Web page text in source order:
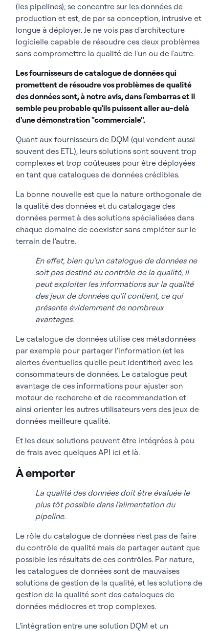
(les pipelines), se concentre sur les données de
production et est, de par sa conception, intrusive et
longue à déployer. Je ne vois pas d'architecture
logicielle capable de résoudre ces deux problèmes
sans compromettre la qualité de l'un ou de l'autre.
Les fournisseurs de catalogue de données qui
promettent de résoudre vos problèmes de qualité
des données sont, à notre avis, dans l'embarras et il
semble peu probable qu'ils puissent aller au-delà
d'une démonstration "commerciale".
Quant aux fournisseurs de DQM (qui vendent aussi
souvent des ETL), leurs solutions sont souvent trop
complexes et trop coûteuses pour être déployées
en tant que catalogues de données crédibles.
La bonne nouvelle est que la nature orthogonale de
la qualité des données et du catalogage des
données permet à des solutions spécialisées dans
chaque domaine de coexister sans empiéter sur le
terrain de l'autre.
En effet, bien qu'un catalogue de données ne
soit pas destiné au contrôle de la qualité, il
peut exploiter les informations sur la qualité
des jeux de données qu'il contient, ce qui
présente évidemment de nombreux
avantages.
Le catalogue de données utilise ces métadonnées
par exemple pour partager l'information (et les
alertes éventuelles qu'elle peut identifier) avec les
consommateurs de données. Le catalogue peut
avantage de ces informations pour ajuster son
moteur de recherche et de recommandation et
ainsi orienter les autres utilisateurs vers des jeux de
données meilleure qualité.
Et les deux solutions peuvent être intégrées à peu
de frais avec quelques API ici et là.
À emporter
La qualité des données doit être évaluée le
plus tôt possible dans l'alimentation du
pipeline.
Le rôle du catalogue de données n'est pas de faire
du contrôle de qualité mais de partager autant que
possible les résultats de ces contrôles. Par nature,
les catalogues de données sont de mauvaises
solutions de gestion de la qualité, et les solutions de
gestion de la qualité sont des catalogues de
données médiocres et trop complexes.
L'intégration entre une solution DQM et un